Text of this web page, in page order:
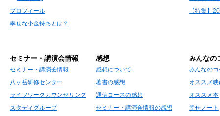
プロフィール
幸せな小金持ちとは？
【特集】
セミナー・講演会情報
セミナー・講演会情報
八ヶ岳研修センター
ライフワークカウンセリング
スタディグループ
感想
感想について
著書の感想
通信コースの感想
セミナー・講演会情報の感想
みんなの
みんなの
オススメ映
オススメ本
幸せノート